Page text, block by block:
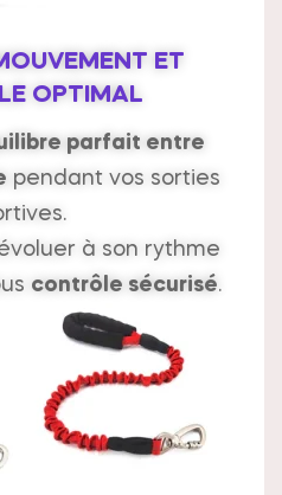
ET
OPTIMAL
parfait entre
pendant vos sorties
à son rythme
contrôle sécurisé.